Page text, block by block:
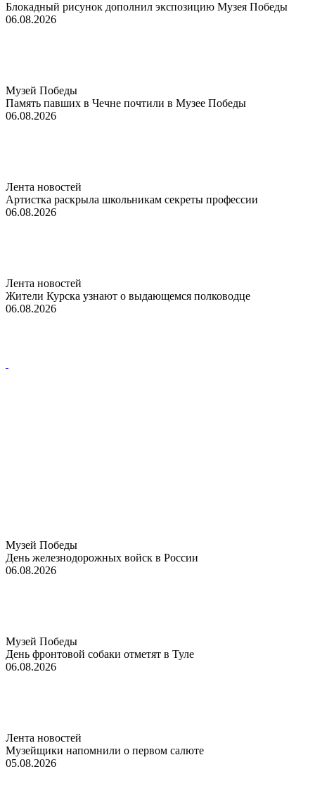
Блокадный рисунок дополнил экспозицию Музея Победы
06.08.2026
Музей Победы
Память павших в Чечне почтили в Музее Победы
06.08.2026
Лента новостей
Артистка раскрыла школьникам секреты профессии
06.08.2026
Лента новостей
Жители Курска узнают о выдающемся полководце
06.08.2026
Музей Победы
День железнодорожных войск в России
06.08.2026
Музей Победы
День фронтовой собаки отметят в Туле
06.08.2026
Лента новостей
Музейщики напомнили о первом салюте
05.08.2026